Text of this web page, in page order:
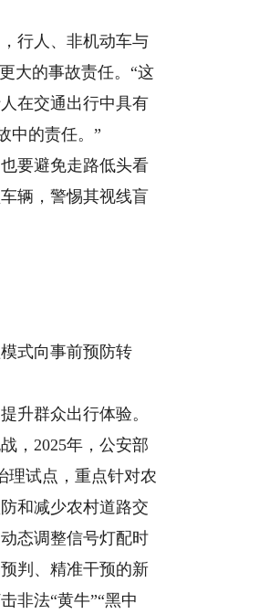
行人、非机动车与
大的事故责任。“这
在交通出行中具有
中的责任。”
要避免走路低头看
辆，警惕其视线盲
式向事前预防转
群众出行体验。
，2025年，公安部
理试点，重点针对农
和减少农村道路交
态调整信号灯配时
判、精准干预的新
非法“黄牛”“黑中